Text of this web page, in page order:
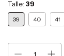
Talle: 39
39 40 41